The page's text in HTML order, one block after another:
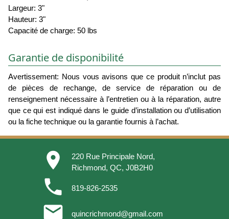
Largeur: 3"
Hauteur: 3"
Capacité de charge: 50 lbs
Garantie de disponibilité
Avertissement: Nous vous avisons que ce produit n’inclut pas
de pièces de rechange, de service de réparation ou de
renseignement nécessaire à l’entretien ou à la réparation, autre
que ce qui est indiqué dans le guide d’installation ou d’utilisation
ou la fiche technique ou la garantie fournis à l’achat.
place
220 Rue Principale Nord,
Richmond, QC, J0B2H0
phone 819-826-2535
email quincrichmond@gmail.com